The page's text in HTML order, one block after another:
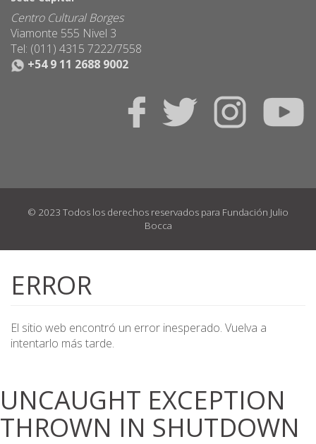
Centro Cultural Borges
Viamonte 555 Nivel 3
Tel: (011) 4315 7222/7558
+54 9 11 2688 9002
© 2023 Todos los derechos reservados para Fundación Julio
Bocca
contenido
ERROR
El sitio web encontró un error inesperado. Vuelva a
intentarlo más tarde.
UNCAUGHT EXCEPTION
THROWN IN SHUTDOWN